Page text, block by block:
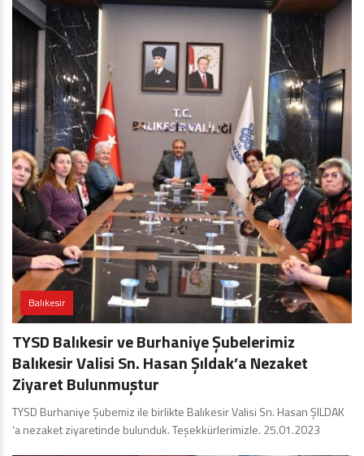
Balıkesir
TYSD Balıkesir ve Burhaniye Şubelerimiz
Balıkesir Valisi Sn. Hasan Şıldak’a Nezaket
Ziyaret Bulunmuştur
TYSD Burhaniye Şubemiz ile birlikte Balıkesir Valisi Sn. Hasan ŞILDAK
‘a nezaket ziyaretinde bulunduk. Teşekkürlerimizle. 25.01.2023